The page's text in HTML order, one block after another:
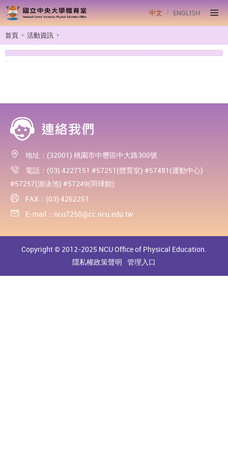
中文 ENGLISH
首頁 活動資訊
地址：(32001) 桃園市中壢區中大路300號
電話：(03) 4227151 #57251(體育室) #57481(運動中心)
#57257(游泳池) #57249(羽球館)
FAX：(03) 4262251
E-mail： ncu7250@cc.ncu.edu.tw
Copyright © 2012-2025 NCU Office of Physical Education.
隱私權政策聲明 管理入口